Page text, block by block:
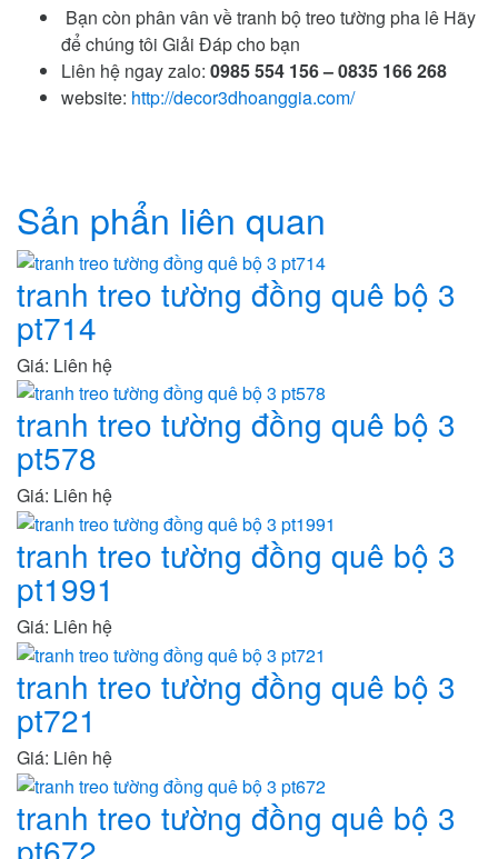
Bạn còn phân vân về tranh bộ treo tường pha lê Hãy
để chúng tôi Giải Đáp cho bạn
Liên hệ ngay zalo: 0985 554 156– 0835 166 268
website: http://decor3dhoanggia.com/
Sản phẩn liên quan
tranh treo tường đồng quê bộ 3
pt714
Giá: Liên hệ
tranh treo tường đồng quê bộ 3
pt578
Giá: Liên hệ
tranh treo tường đồng quê bộ 3
pt1991
Giá: Liên hệ
tranh treo tường đồng quê bộ 3
pt721
Giá: Liên hệ
tranh treo tường đồng quê bộ 3
pt672